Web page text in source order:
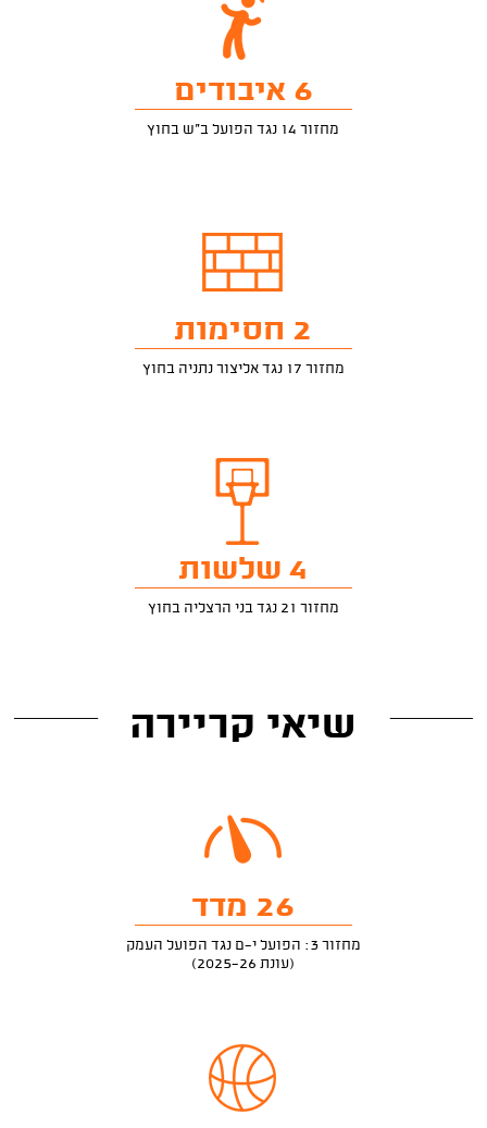
6 איבודים
מחזור 14 נגד הפועל ב"ש בחוץ
2 חסימות
מחזור 17 נגד אליצור נתניה בחוץ
4 שלשות
מחזור 21 נגד בני הרצליה בחוץ
שיאי קריירה
26 מדד
מחזור 3: הפועל י-ם נגד הפועל העמק
(עונת 2025-26)